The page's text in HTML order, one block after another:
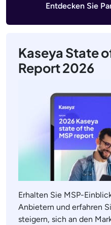
Entdecken Sie
Kaseya State
Report 2026
Erhalten Sie MSP-
Anbietern und erfahren
steigern, sich an den